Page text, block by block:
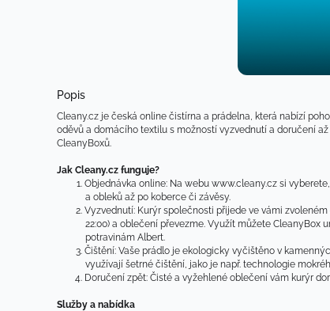
Popis
Cleany.cz je česká online čistírna a prádelna, která nabízí
oděvů a domácího textilu s možností vyzvednutí a doručení
CleanyBoxů.
Jak Cleany.cz funguje?
Objednávka online: Na webu www.cleany.cz si
a obleků až po koberce či závěsy.​
Vyzvednutí: Kurýr společnosti přijede ve vámi
22:00) a oblečení převezme.​ Využít můžete CleanyBox
potravinám Albert.
Čištění: Vaše prádlo je ekologicky vyčištěno v
využívají šetrné čištění, jako je např. technologie
Doručení zpět: Čisté a vyžehlené oblečení vám kurýr
Služby a nabídka